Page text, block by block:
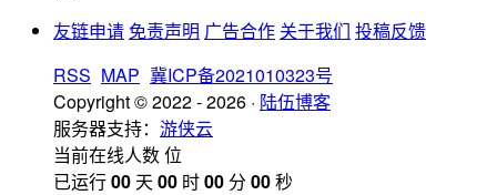
友链申请 免责声明 广告合作 关于我们 投稿反馈
RSS MAP 冀ICP备2021010323号
Copyright © 2022 - 2026 · 陆伍博客
服务器支持： 游侠云
当前在线人数位
已运行00 天 00 时00 分 00秒